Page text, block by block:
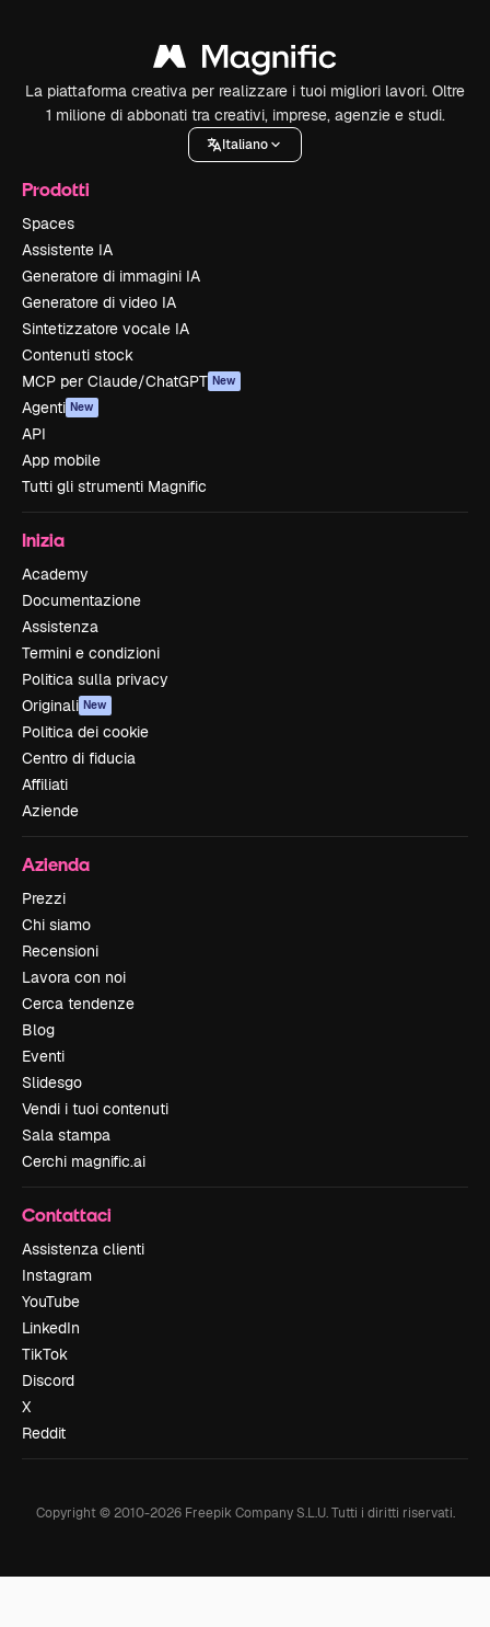
La piattaforma creativa per realizzare i tuoi migliori lavori. Oltre
1 milione di abbonati tra creativi, imprese, agenzie e studi.
Italiano
Prodotti
Spaces
Assistente IA
Generatore di immagini IA
Generatore di video IA
Sintetizzatore vocale IA
Contenuti stock
MCP per Claude/ChatGPT New
Agenti New
API
App mobile
Tutti gli strumenti Magnific
Inizia
Academy
Documentazione
Assistenza
Termini e condizioni
Politica sulla privacy
Originali New
Politica dei cookie
Centro di fiducia
Affiliati
Aziende
Azienda
Prezzi
Chi siamo
Recensioni
Lavora con noi
Cerca tendenze
Blog
Eventi
Slidesgo
Vendi i tuoi contenuti
Sala stampa
Cerchi magnific.ai
Contattaci
Assistenza clienti
Instagram
YouTube
LinkedIn
TikTok
Discord
X
Reddit
Copyright © 2010-2026Freepik Company S.L.U. Tutti i diritti riservati.